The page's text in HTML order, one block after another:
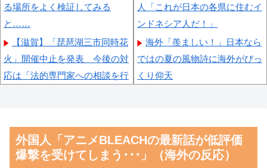
る場所をよく検証してみる
と……
【滋賀】「琵琶湖三市同時花
火」開催中止を発表 今後の対
応は「法的専門家への相談を行
決、ロシア産原油・天然ガス輸
入上位国に最大100％関税…日
本は除外の可能性！
人「これが日本の各県に住むイ
ンドネシア人だ！」
海外「羨ましい！」日本なら
ではの夏の風物詩に海外がびっ
くり仰天
の懸念表明に海外ネチズンが大
騒ぎ！【海外の反応】
韓国人「日本の某ゲームが米
外国人「アニメBLEACHの最新話が低評価
爆撃を受けてしまう･･･」（海外の反応）